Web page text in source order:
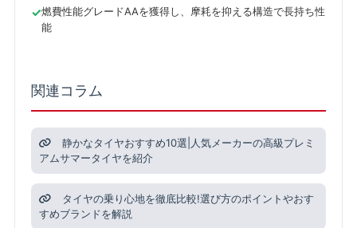
燃費性能グレードAAを獲得し、摩耗を抑える構造で長持ち性
能
関連コラム
静かなタイヤおすすめ10選|人気メーカーの高級プレミ
アムサマータイヤを紹介
タイヤの乗り心地を徹底比較!選び方のポイントやおす
すめブランドを解説